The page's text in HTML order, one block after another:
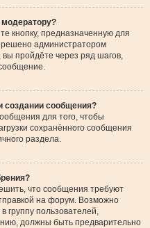
кнопку, предназначенную для
администратором
пройдёте через ряд шагов,
создании сообщения?
для того, чтобы
сохранённого сообщения
раздела.
что сообщения требуют
на форум. Возможно
группу пользователей,
должны быть предварительно